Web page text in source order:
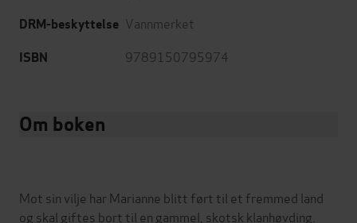
DRM-beskyttelse Vannmerket
ISBN 9789150795974
Om boken
Mot sin vilje har Marianne blitt ført til et fremmed land
og skal giftes bort til en gammel, skotsk klanhøvding.